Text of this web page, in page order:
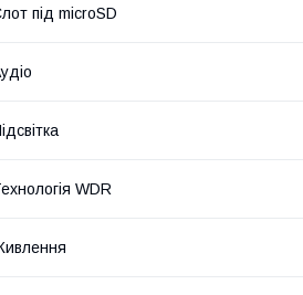
під microSD
WDR